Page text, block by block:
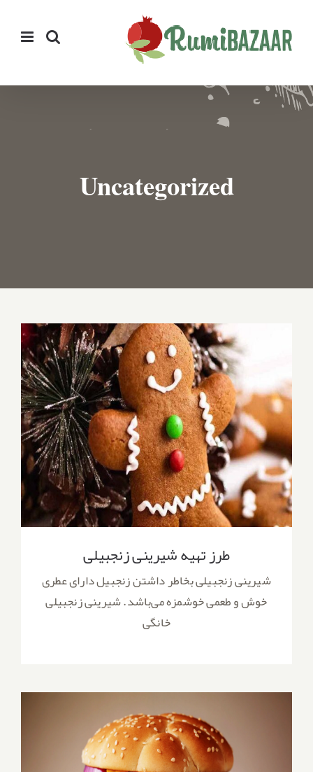
content
Uncategorized
طرز تهیه شیرینی زنجبیلی
طرز تهیه شیرینی زنجبیلی
شیرینی زنجبیلی بخاطر داشتن زنجبیل دارای عطری
خوش و طعمی خوشمزه می‌باشد. شیرینی زنجبیلی
خانگی